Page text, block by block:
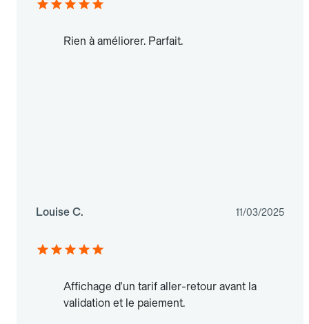
Rien à améliorer. Parfait.
Louise C. 11/03/2025
Affichage d'un tarif aller-retour avant la
validation et le paiement.